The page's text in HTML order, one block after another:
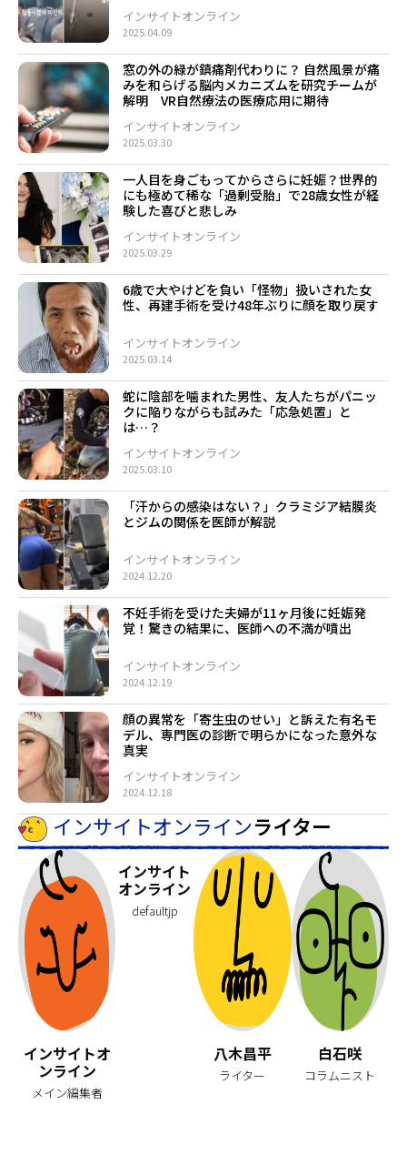
2025.04.09
インサイトオンライン
窓の外の緑が鎮痛剤代わりに？ 自然風景が痛
みを和らげる脳内メカニズムを研究チームが
解明 VR自然療法の医療応用に期待
2025.03.30
インサイトオンライン
一人目を身ごもってからさらに妊娠？世界的
にも極めて稀な「過剰受胎」で28歳女性が経
験した喜びと悲しみ
2025.03.29
インサイトオンライン
6歳で大やけどを負い「怪物」扱いされた女
性、再建手術を受け48年ぶりに顔を取り戻す
2025.03.14
インサイトオンライン
蛇に陰部を噛まれた男性、友人たちがパニッ
クに陥りながらも試みた「応急処置」と
は…？
2025.03.10
インサイトオンライン
「汗からの感染はない？」クラミジア結膜炎
とジムの関係を医師が解説
2024.12.20
インサイトオンライン
不妊手術を受けた夫婦が11ヶ月後に妊娠発
覚！驚きの結果に、医師への不満が噴出
2024.12.19
インサイトオンライン
顔の異常を「寄生虫のせい」と訴えた有名モ
デル、専門医の診断で明らかになった意外な
真実
2024.12.18
インサイトオンライン
インサイトオンラインライター
インサイトオ
ンライン
メイン編集者
インサイト
オンライン
defaultjp
八木昌平
ライター
白石咲
コラムニスト